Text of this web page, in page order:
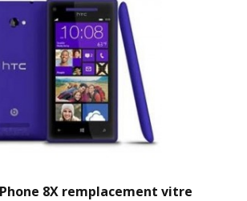
8X remplacement vitre